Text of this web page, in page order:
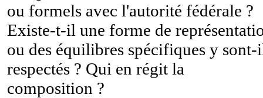
ou formels avec l'autorité fédérale ?
Existe-t-il une forme de
ou des équilibres spécifiques y sont-
respectés ? Qui en régit la
composition ?